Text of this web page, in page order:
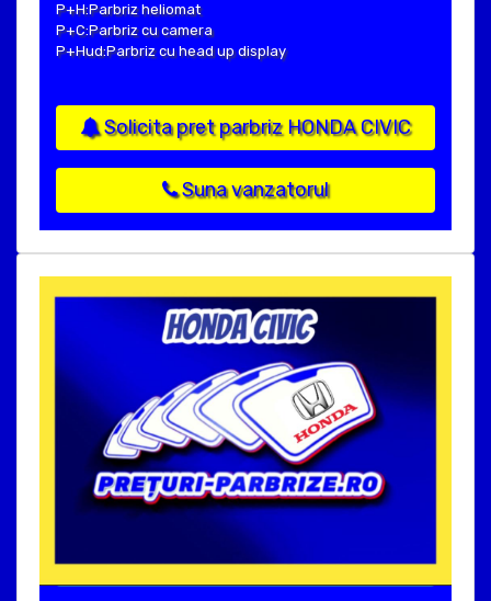
P+H:Parbriz heliomat
P+C:Parbriz cu camera
P+Hud:Parbriz cu head up display
Solicita pret parbriz HONDA CIVIC
Suna vanzatorul